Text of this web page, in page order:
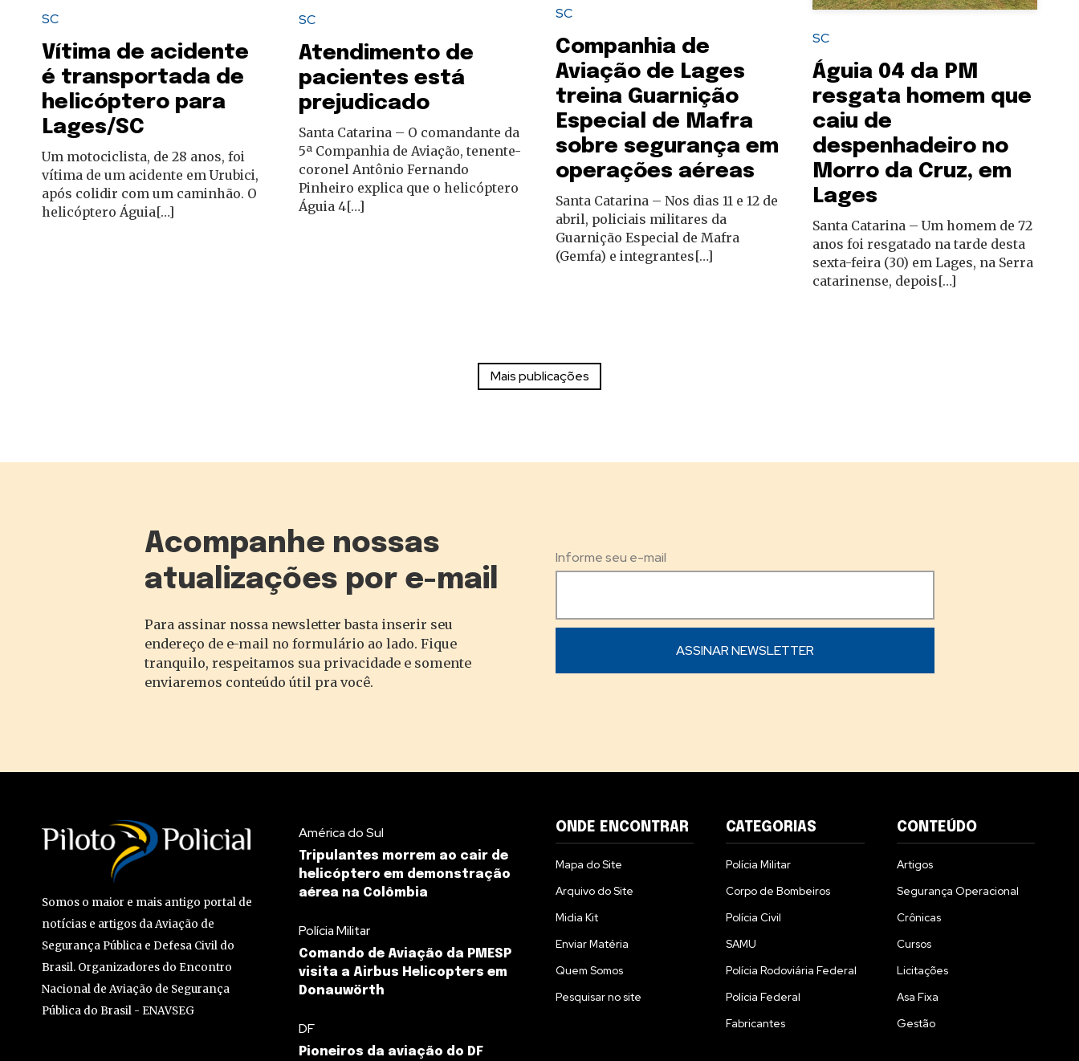
SC
Vítima de acidente
é transportada de
helicóptero para
Lages/SC
Um motociclista, de 28 anos, foi
vítima de um acidente em Urubici,
após colidir com um caminhão. O
helicóptero Águia[…]
SC
Atendimento de
pacientes está
prejudicado
Santa Catarina – O comandante da
5ª Companhia de Aviação, tenente-
coronel Antônio Fernando
Pinheiro explica que o helicóptero
Águia 4[…]
SC
Companhia de
Aviação de Lages
treina Guarnição
Especial de Mafra
sobre segurança em
operações aéreas
Santa Catarina – Nos dias 11 e 12 de
abril, policiais militares da
Guarnição Especial de Mafra
(Gemfa) e integrantes[…]
SC
Águia 04 da PM
resgata homem que
caiu de
despenhadeiro no
Morro da Cruz, em
Lages
Santa Catarina – Um homem de 72
anos foi resgatado na tarde desta
sexta-feira (30) em Lages, na Serra
catarinense, depois[…]
Acompanhe nossas
atualizações por e-mail
Para assinar nossa newsletter basta inserir seu
endereço de e-mail no formulário ao lado. Fique
tranquilo, respeitamos sua privacidade e somente
enviaremos conteúdo útil pra você.
Informe seu e-mail
Somos o maior e mais antigo portal de
notícias e artigos da Aviação de
Segurança Pública e Defesa Civil do
Brasil. Organizadores do Encontro
Nacional de Aviação de Segurança
Pública do Brasil - ENAVSEG
América do Sul
Tripulantes morrem ao cair de
helicóptero em demonstração
aérea na Colômbia
Polícia Militar
Comando de Aviação da PMESP
visita a Airbus Helicopters em
Donauwörth
DF
Pioneiros da aviação do DF
ONDE ENCONTRAR
Mapa do Site
Arquivo do Site
Midia Kit
Enviar Matéria
Quem Somos
Pesquisar no site
CATEGORIAS
Polícia Militar
Corpo de Bombeiros
Polícia Civil
SAMU
Polícia Rodoviária Federal
Polícia Federal
Fabricantes
CONTEÚDO
Artigos
Segurança Operacional
Crônicas
Cursos
Licitações
Asa Fixa
Gestão